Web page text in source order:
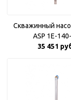
Скважинный
ASP 1E-
35 451